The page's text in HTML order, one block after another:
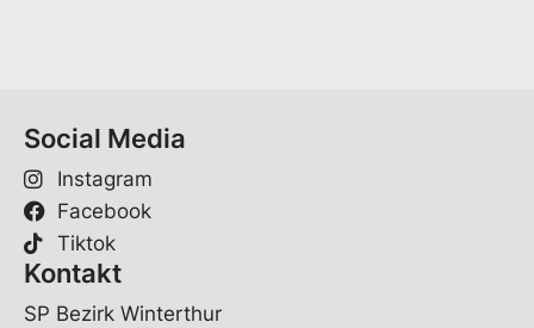
Social Media
Instagram
Facebook
Tiktok
Kontakt
SP Bezirk Winterthur